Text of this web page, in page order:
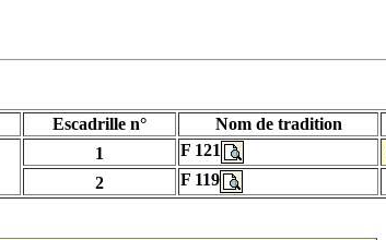
Escadrille n° Nom de tradition
1 F 121
2
F 119